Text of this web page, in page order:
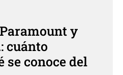
y
cuánto
se conoce del